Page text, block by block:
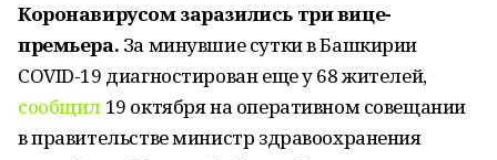
Коронавирусом заразились три вице-
премьера. За минувшие сутки в Башкирии
COVID-19 диагностирован еще у 68 жителей,
сообщил 19 октября на оперативном совещании
в правительстве министр здравоохранения